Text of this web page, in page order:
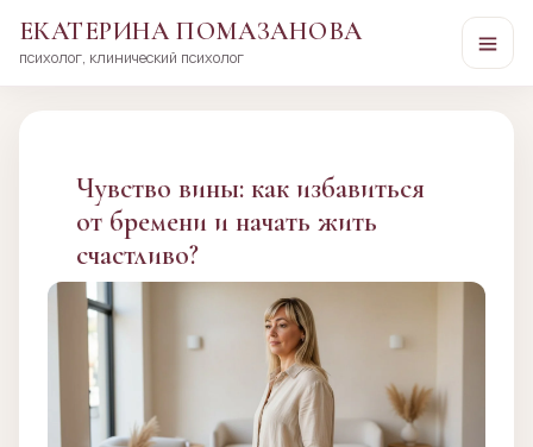
ЕКАТЕРИНА ПОМАЗАНОВА
психолог, клинический психолог
Чувство вины: как избавиться
от бремени и начать жить
счастливо?